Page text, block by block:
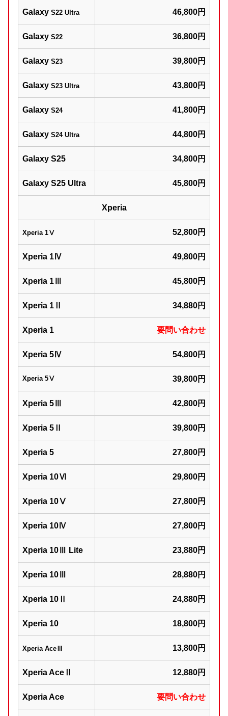
Galaxy S22 Ultra 46,800円
Galaxy S22 36,800円
Galaxy S23 39,800円
Galaxy S23 Ultra 43,800円
Galaxy S24 41,800円
Galaxy S24 Ultra 44,800円
Galaxy S25 34,800円
Galaxy S25 Ultra 45,800円
Xperia
Xperia 1Ⅴ 52,800円
Xperia 1Ⅳ 49,800円
Xperia 1Ⅲ 45,800円
Xperia 1Ⅱ 34,880円
Xperia 1 要問い合わせ
Xperia 5Ⅳ 54,800円
Xperia 5Ⅴ 39,800円
Xperia 5Ⅲ 42,800円
Xperia 5Ⅱ 39,800円
Xperia 5 27,800円
Xperia 10Ⅵ 29,800円
Xperia 10Ⅴ 27,800円
Xperia 10Ⅳ 27,800円
Xperia 10Ⅲ Lite 23,880円
Xperia 10Ⅲ 28,880円
Xperia 10Ⅱ 24,880円
Xperia 10 18,800円
Xperia AceⅢ 13,800円
Xperia AceⅡ 12,880円
Xperia Ace 要問い合わせ